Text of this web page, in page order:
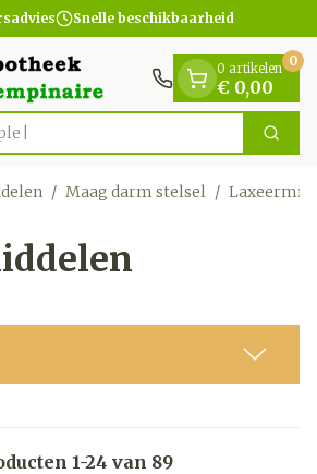
Snelle beschikbaarheid
Zoek
0 artikelen
€ 0,00
0
/ Maag darm stelsel /
1-24 van 89